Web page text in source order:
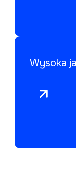
Wysoka